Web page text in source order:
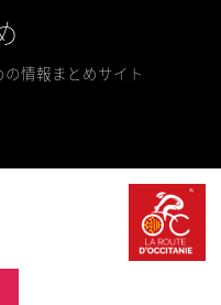
情報まとめサイト